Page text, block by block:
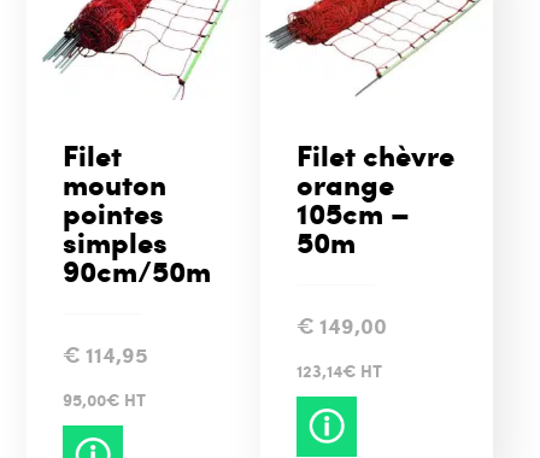
Filet
mouton
pointes
simples
90cm/50m
€114,95
95,00€ HT
Filet chèvre
orange
105cm –
50m
€149,00
123,14€ HT